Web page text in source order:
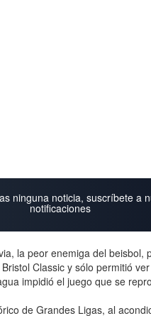
ninguna noticia, suscríbete a
notificaciones
la peor enemiga del beisbol,
Classic y sólo permitió
impidió el juego que se
de Grandes Ligas, al